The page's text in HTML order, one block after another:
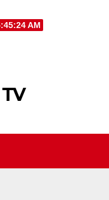
AM